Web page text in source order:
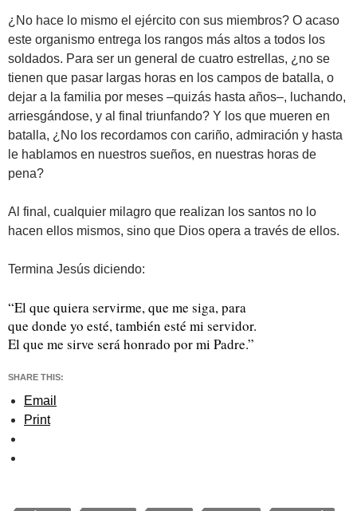
¿No hace lo mismo el ejército con sus miembros? O acaso
este organismo entrega los rangos más altos a todos los
soldados. Para ser un general de cuatro estrellas, ¿no se
tienen que pasar largas horas en los campos de batalla, o
dejar a la familia por meses –quizás hasta años–, luchando,
arriesgándose, y al final triunfando? Y los que mueren en
batalla, ¿No los recordamos con cariño, admiración y hasta
le hablamos en nuestros sueños, en nuestras horas de
pena?
Al final, cualquier milagro que realizan los santos no lo
hacen ellos mismos, sino que Dios opera a través de ellos.
Termina Jesús diciendo:
“El que quiera servirme, que me siga, para
que donde yo esté, también esté mi servidor.
El que me sirve será honrado por mi Padre.”
SHARE THIS:
Email
Print